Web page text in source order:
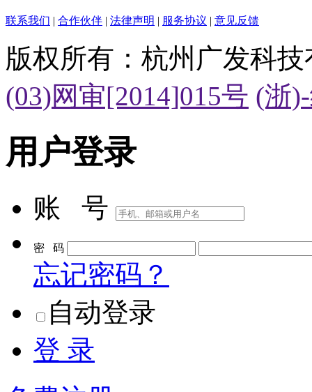
联系我们 | 合作伙伴 | 法律声明 | 服务协议 | 意见反馈
版权所有：杭州广发科
(03)网审[2014]015号 (浙
用户登录
账 号
密 码
忘记密码？
自动登录
登 录